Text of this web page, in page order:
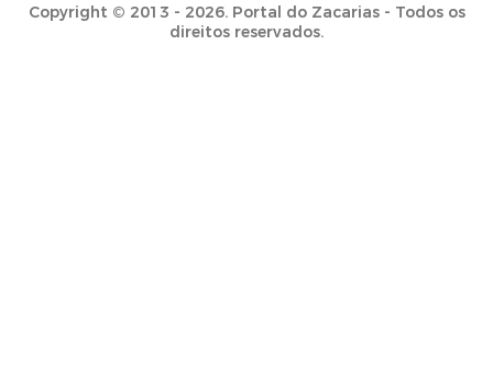
Copyright © 2013 - 2026. Portal do Zacarias - Todos os
direitos reservados.